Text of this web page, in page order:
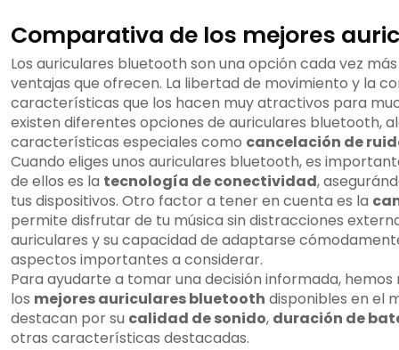
Comparativa de los mejores
Los auriculares bluetooth son una opción cada vez
ventajas que ofrecen. La libertad de movimiento y la
características que los hacen muy atractivos para
existen diferentes opciones de auriculares bluetooth,
características especiales como cancelación de
Cuando eliges unos auriculares bluetooth, es
de ellos es la tecnología de conectividad,
tus dispositivos. Otro factor a tener en cuenta es la
permite disfrutar de tu música sin distracciones
auriculares y su capacidad de adaptarse
aspectos importantes a considerar.
Para ayudarte a tomar una decisión informada,
los mejores auriculares bluetooth disponibles en el
destacan por su calidad de sonido, duración de
otras características destacadas.